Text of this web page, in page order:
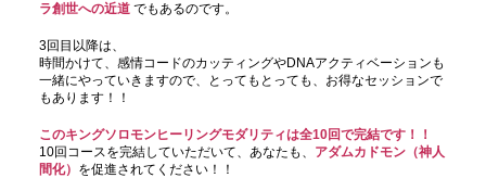
ラ創世への近道 でもあるのです。
3回目以降は、
時間かけて、感情コードのカッティングやDNAアクティベーションも
一緒にやっていきますので、とってもとっても、お得なセッションで
もあります！！
このキングソロモンヒーリングモダリティは全10回で完結です！！
10回コースを完結していただいて、あなたも、 アダムカドモン（神人
間化） を促進されてください！！